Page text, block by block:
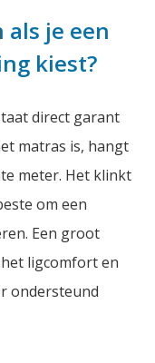
je een
kiest?
direct garant
matras is, hangt
meter. Het klinkt
om een
Een groot
ligcomfort en
ondersteund